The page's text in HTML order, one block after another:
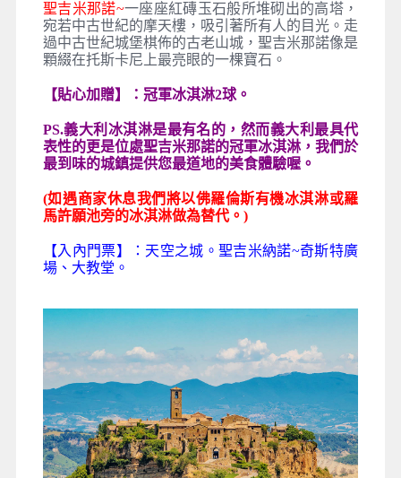
聖吉米那諾~一座座紅磚玉石般所堆砌出的高塔，
宛若中古世紀的摩天樓，吸引著所有人的目光。走
過中古世紀城堡棋佈的古老山城，聖吉米那諾像是
顆綴在托斯卡尼上最亮眼的一棵寶石。
【貼心加贈】： 冠軍冰淇淋2球。
PS.義大利冰淇淋是最有名的，然而義大利最具代
表性的更是位處聖吉米那諾的冠軍冰淇淋，我們於
最到味的城鎮提供您最道地的美食體驗喔。
(如遇商家休息我們將以佛羅倫斯有機冰淇淋或羅
馬許願池旁的冰淇淋做為替代。)
【入內門票】：天空之城。聖吉米納諾~奇斯特廣
場、大教堂。